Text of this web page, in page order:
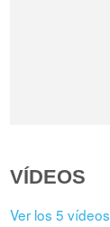
VÍDEOS
Ver los 5 vídeos